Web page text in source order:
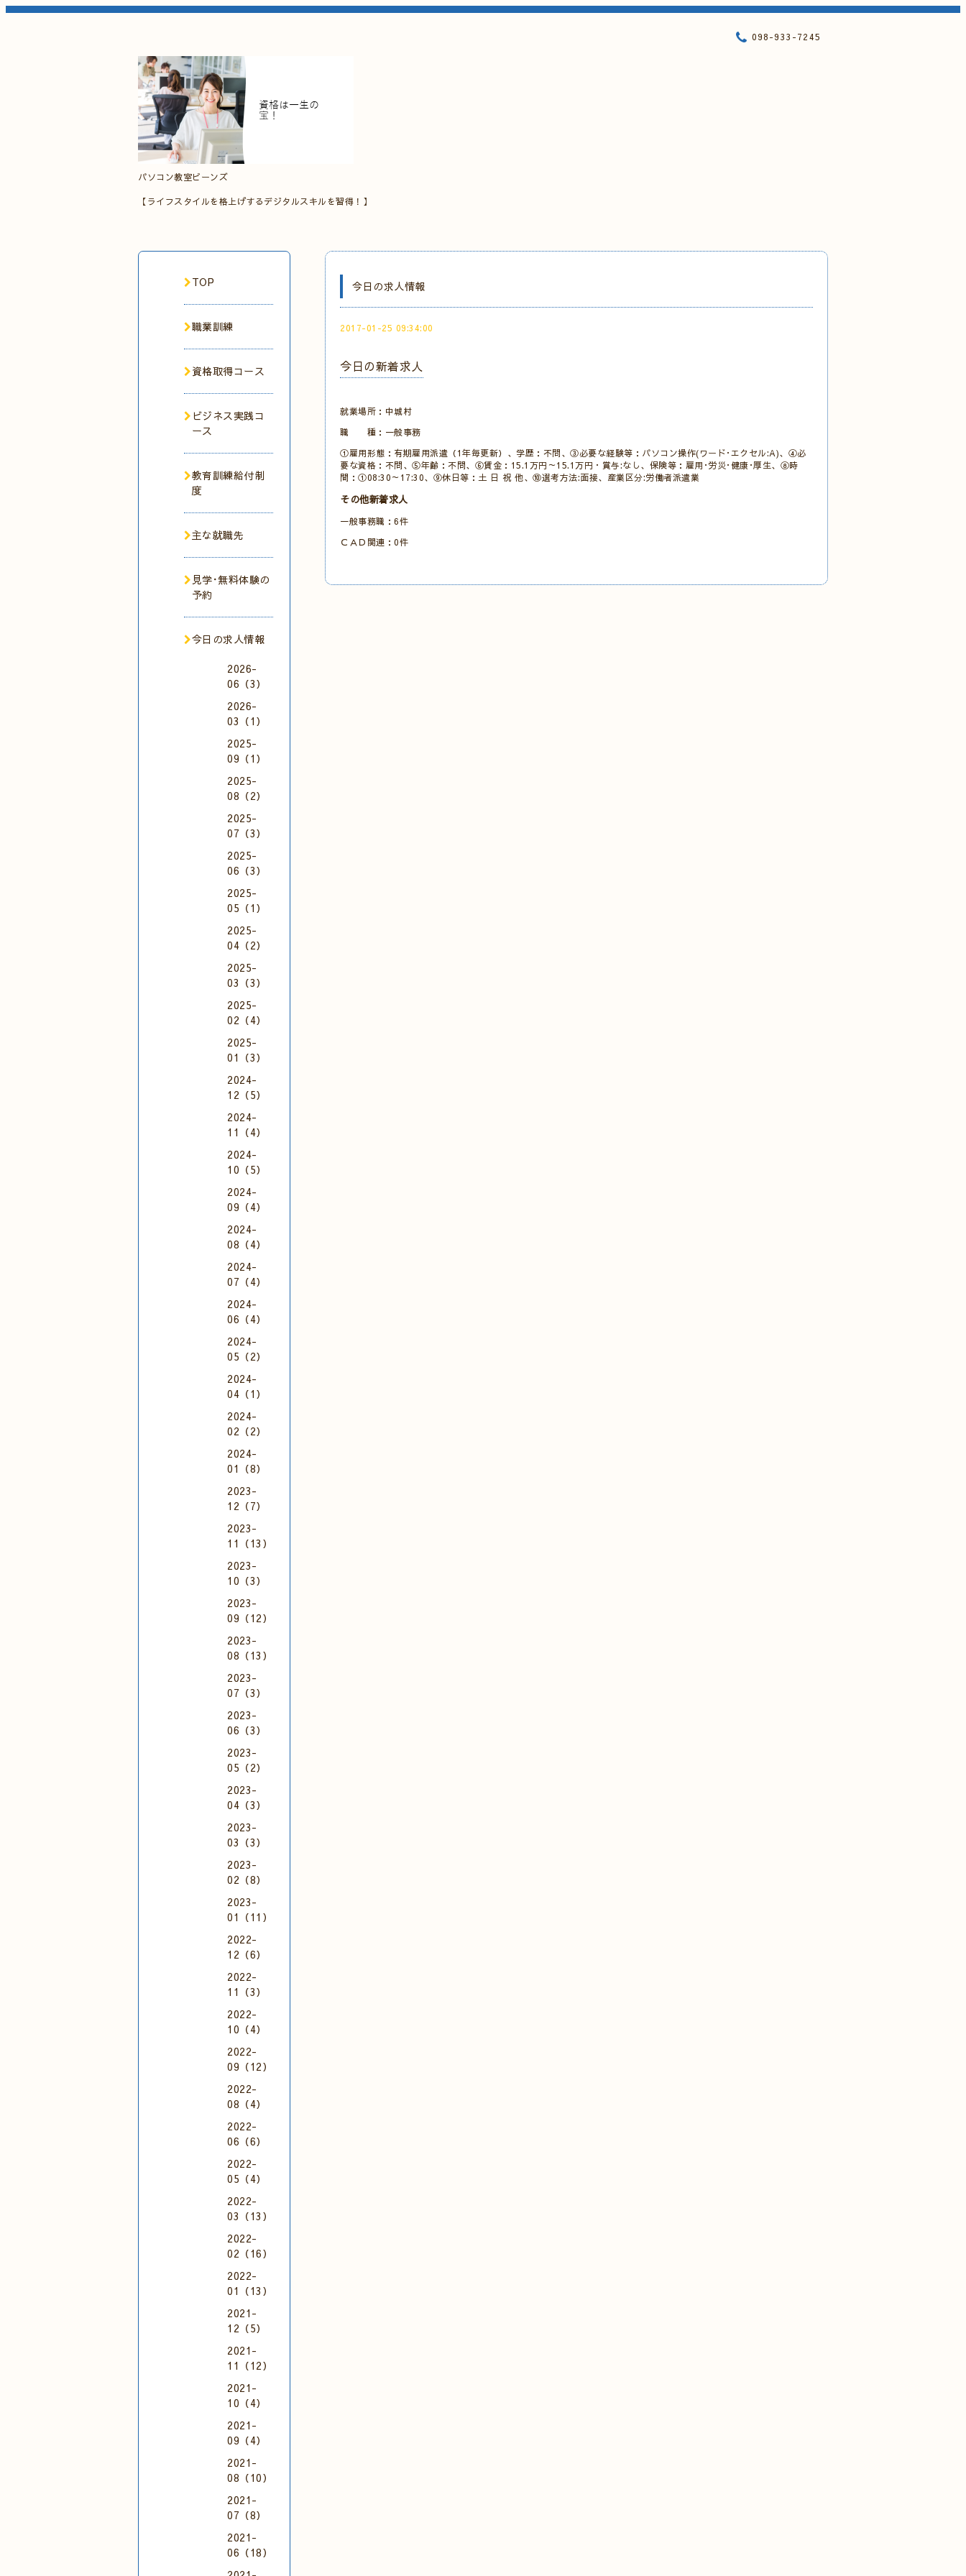
パソコン教室ビーンズ
【ライフスタイルを格上げするデジタルスキルを習得！】
098-933-7245
今日の求人情報
2017-01-25 09:34:00
今日の新着求人
就業場所：中城村
職 種：一般事務
①雇用形態：有期雇用派遣（1年毎更新）、学歴：不問、③必要な経験等：パソコン操作(ワード･エクセル:A)、④必
要な資格：不問、⑤年齢：不問、⑥賃金：15.1万円～15.1万円・賞与:なし、保険等：雇用･労災･健康･厚生、⑧時
間：①08:30～17:30、⑨休日等：土 日 祝 他、⑩選考方法:面接、産業区分:労働者派遣業
その他新着求人
一般事務職：6件
ＣＡＤ関連：0件
TOP
職業訓練
資格取得コース
ビジネス実践コ
ース
教育訓練給付制
度
主な就職先
見学･無料体験の
予約
今日の求人情報
2026-
06（3）
2026-
03（1）
2025-
09（1）
2025-
08（2）
2025-
07（3）
2025-
06（3）
2025-
05（1）
2025-
04（2）
2025-
03（3）
2025-
02（4）
2025-
01（3）
2024-
12（5）
2024-
11（4）
2024-
10（5）
2024-
09（4）
2024-
08（4）
2024-
07（4）
2024-
06（4）
2024-
05（2）
2024-
04（1）
2024-
02（2）
2024-
01（8）
2023-
12（7）
2023-
11（13）
2023-
10（3）
2023-
09（12）
2023-
08（13）
2023-
07（3）
2023-
06（3）
2023-
05（2）
2023-
04（3）
2023-
03（3）
2023-
02（8）
2023-
01（11）
2022-
12（6）
2022-
11（3）
2022-
10（4）
2022-
09（12）
2022-
08（4）
2022-
06（6）
2022-
05（4）
2022-
03（13）
2022-
02（16）
2022-
01（13）
2021-
12（5）
2021-
11（12）
2021-
10（4）
2021-
09（4）
2021-
08（10）
2021-
07（8）
2021-
06（18）